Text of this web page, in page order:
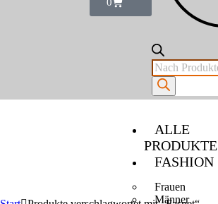
ALLE
PRODUKTE
FASHION
Frauen
Männer